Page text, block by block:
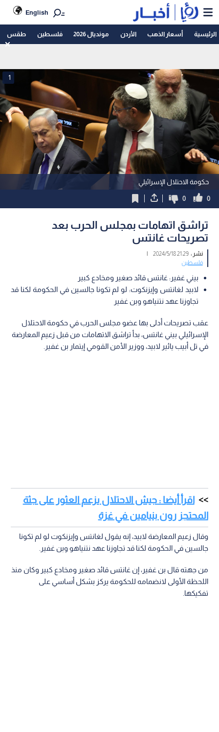
English
الرئيسية أسعار الذهب الأردن مونديال 2026 فلسطين طقس
حكومة الاحتلال الإسرائيلي
1
0
0
تراشق اتهامات بمجلس الحرب بعد
تصريحات غانتس
نشر :21:29 2024/5/18
|
فلسطين
بيني غفير: غانتس قائد صغير ومخادع كبير
لابيد لغانتس وإيزنكوت: لو لم تكونا جالسين في الحكومة لكنا قد
تجاوزنا عهد نتنياهو وبن غفير
عقب تصريحات أدلى بها عضو مجلس الحرب في حكومة الاحتلال
الإسرائيلي بيني غانتس، بدأ تراشق الاتهامات من قبل زعيم المعارضة
في تل أبيب يائير لابيد، ووزير الأمن القومي إيتمار بن غفير.
اقرأ أيضا : جيش الاحتلال يزعم العثور على جثة
المحتجز رون بنيامين في غزة
وقال زعيم المعارضة لابيد، إنه يقول لغانتس وإيزنكوت لو لم تكونا
جالسين في الحكومة لكنا قد تجاوزنا عهد نتنياهو وبن غفير.
من جهته قال بن غفير، إن غانتس قائد صغير ومخادع كبير وكان منذ
اللحظة الأولى لانضمامه للحكومة يركز بشكل أساسي على
تفكيكها.